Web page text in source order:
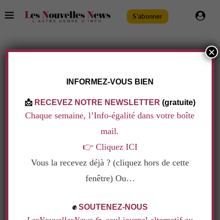
S'abonner
INFORMEZ-VOUS BIEN
📩 RECEVEZ NOTRE NEWSLETTER (gratuite)
Chaque semaine, l’Info-égalité dans votre boîte
mail.
👉 Cliquez ICI
Vous la recevez déjà ? (cliquez hors de cette
fenêtre) Ou…
✊ SOUTENEZ-NOUS
×